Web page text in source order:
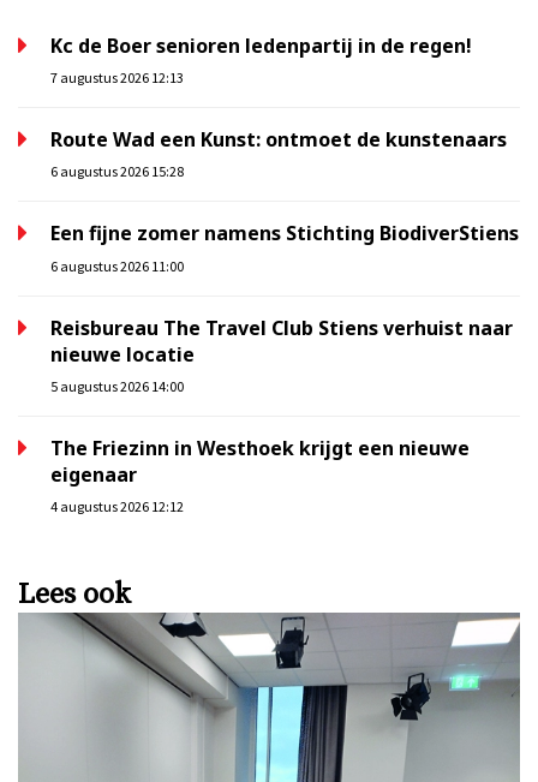
Kc de Boer senioren ledenpartij in de regen!
7 augustus 2026 12:13
Route Wad een Kunst: ontmoet de kunstenaars
6 augustus 2026 15:28
Een fijne zomer namens Stichting BiodiverStiens
6 augustus 2026 11:00
Reisbureau The Travel Club Stiens verhuist naar
nieuwe locatie
5 augustus 2026 14:00
The Friezinn in Westhoek krijgt een nieuwe
eigenaar
4 augustus 2026 12:12
Lees ook